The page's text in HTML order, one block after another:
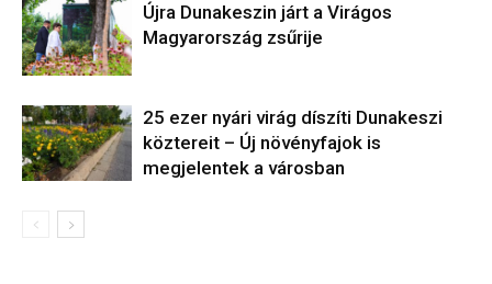
Újra Dunakeszin járt a Virágos
Magyarország zsűrije
25 ezer nyári virág díszíti Dunakeszi
köztereit – Új növényfajok is
megjelentek a városban